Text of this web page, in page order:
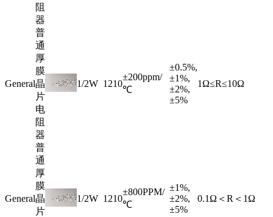
阻
器
General
普
通
厚
膜
晶
片
电
阻
器
1/2W 1210
±200ppm/
℃
±0.5%,
±1%,
±2%,
±5%
1Ω≤R≤10Ω
General
普
通
厚
膜
晶
片
1/2W 1210
±800PPM/
℃
±1%,
±2%,
±5%
0.1Ω＜R＜1Ω